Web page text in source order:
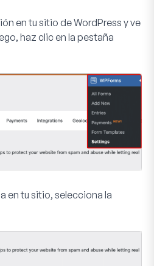
en tu sitio de WordPress y ve
haz clic en la pestaña
en tu sitio, selecciona la